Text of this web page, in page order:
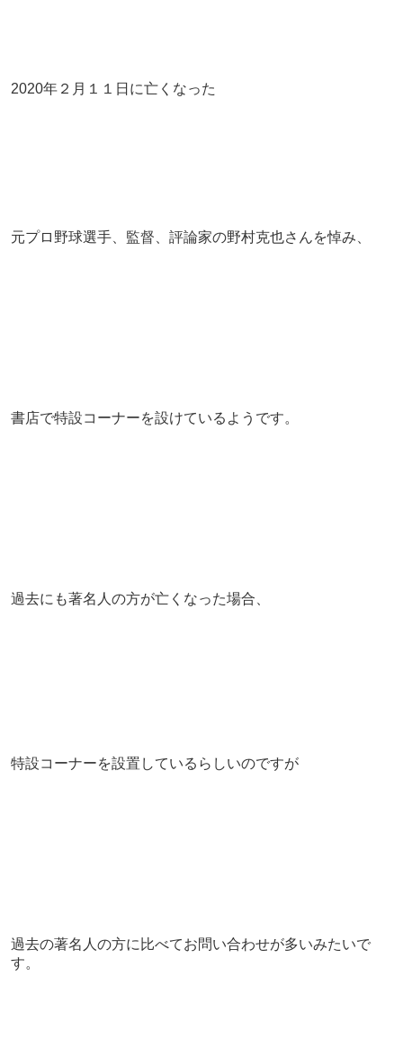
2020年２月１１日に亡くなった
元プロ野球選手、監督、評論家の野村克也さんを悼み、
書店で特設コーナーを設けているようです。
過去にも著名人の方が亡くなった場合、
特設コーナーを設置しているらしいのですが
過去の著名人の方に比べてお問い合わせが多いみたいで
す。